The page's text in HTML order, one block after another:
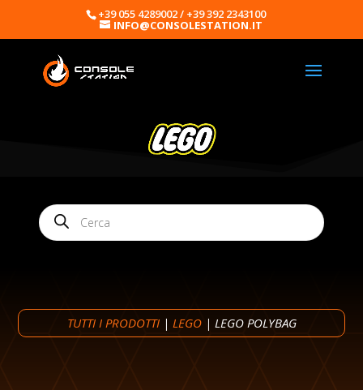
+39 055 4289002 / +39 392 2343100
INFO@CONSOLESTATION.IT
Products
search
TUTTI I PRODOTTI| LEGO| LEGO POLYBAG